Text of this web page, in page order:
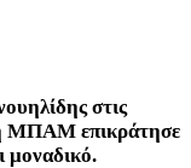
στις
ΜΠΑΜ επικράτησε
μοναδικό.